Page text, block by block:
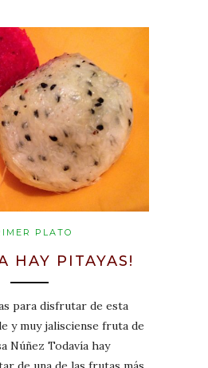
PLATO
HAY PITAYAS!
para disfrutar de esta
y muy jalisciense fruta de
Núñez Todavía hay